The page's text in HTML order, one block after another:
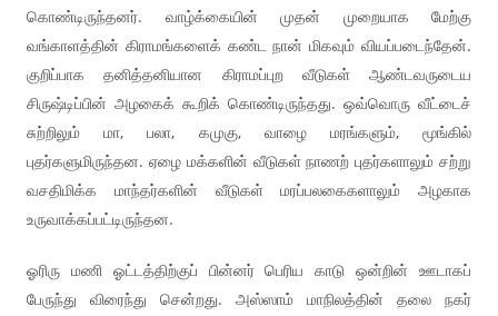
கொண்டிருந்தனர். வாழ்க்கையின் முதன் முறையாக மேற்கு
வங்காளத்தின் கிராமங்களைக் கண்ட நான் மிகவும் வியப்படைந்தேன்.
குறிப்பாக தனித்தனியான கிராமப்புற வீடுகள் ஆண்டவருடைய
சிருஷ்டிப்பின் அழகைக் கூறிக் கொண்டிருந்தது. ஒவ்வொரு வீட்டைச்
சுற்றிலும் மா, பலா, கமுகு, வாழை மரங்களும், மூங்கில்
புதர்களுமிருந்தன. ஏழை மக்களின் வீடுகள் நாணற் புதர்களாலும் சற்று
வசதிமிக்க மாந்தர்களின் வீடுகள் மரப்பலகைகளாலும் அழகாக
உருவாக்கப்பட்டிருந்தன.
ஓரிரு மணி ஓட்டத்திற்குப் பின்னர் பெரிய காடு ஒன்றின் ஊடாகப்
பேருந்து விரைந்து சென்றது. அஸ்ஸாம் மாநிலத்தின் தலை நகர்